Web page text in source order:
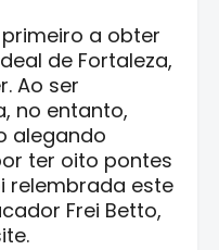
primeiro a obter
de Fortaleza,
Ao ser
no entanto,
alegando
ter oito pontes
relembrada este
Frei Betto,